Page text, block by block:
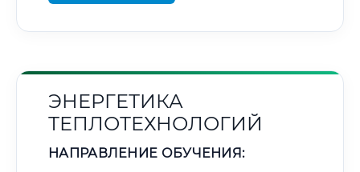
ЭНЕРГЕТИКА
ТЕПЛОТЕХНОЛОГИЙ
НАПРАВЛЕНИЕ ОБУЧЕНИЯ: